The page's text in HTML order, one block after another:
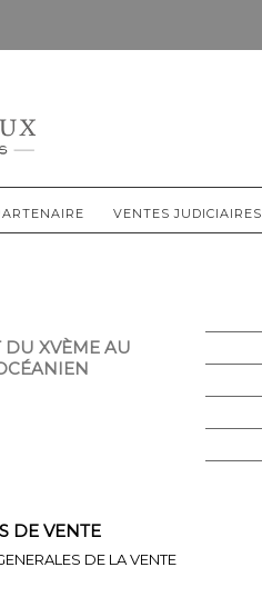
VENTES JUDICIAIRES
DU XVÈME AU
DE VENTE
DE LA VENTE